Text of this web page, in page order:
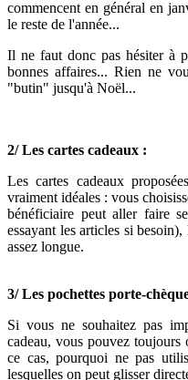
commencent en général en
le reste de l'année...
Il ne faut donc pas hésiter à
bonnes affaires... Rien ne
"butin" jusqu'à Noël...
2/ Les cartes cadeaux :
Les cartes cadeaux
vraiment idéales : vous
bénéficiaire peut aller faire
essayant les articles si
assez longue.
3/ Les pochettes porte-
Si vous ne souhaitez pas
cadeau, vous pouvez
ce cas, pourquoi ne pas
lesquelles on peut glisser